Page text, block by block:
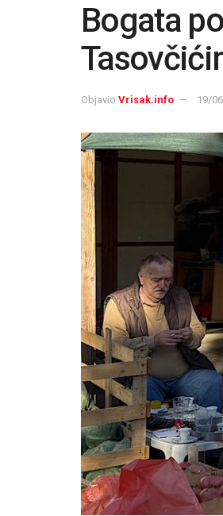
Bogata
Objavio Vrisak.info 19/